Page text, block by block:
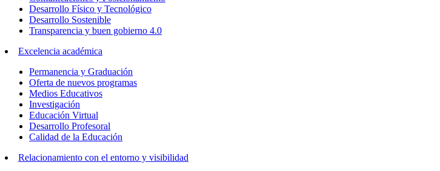
Desarrollo Físico y Tecnológico
Desarrollo Sostenible
Transparencia y buen gobierno 4.0
Excelencia académica
Permanencia y Graduación
Oferta de nuevos programas
Medios Educativos
Investigación
Educación Virtual
Desarrollo Profesoral
Calidad de la Educación
Relacionamiento con el entorno y visibilidad